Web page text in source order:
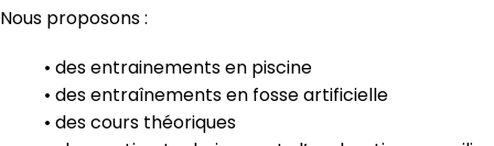
Nous proposons :
• des entrainements en piscine
• des entraînements en fosse artificielle
• des cours théoriques